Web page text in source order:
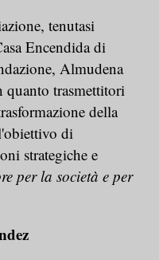
tenutasi
Encendida di
Almudena
quanto trasmettitori
della
di
strategiche e
per la società e per